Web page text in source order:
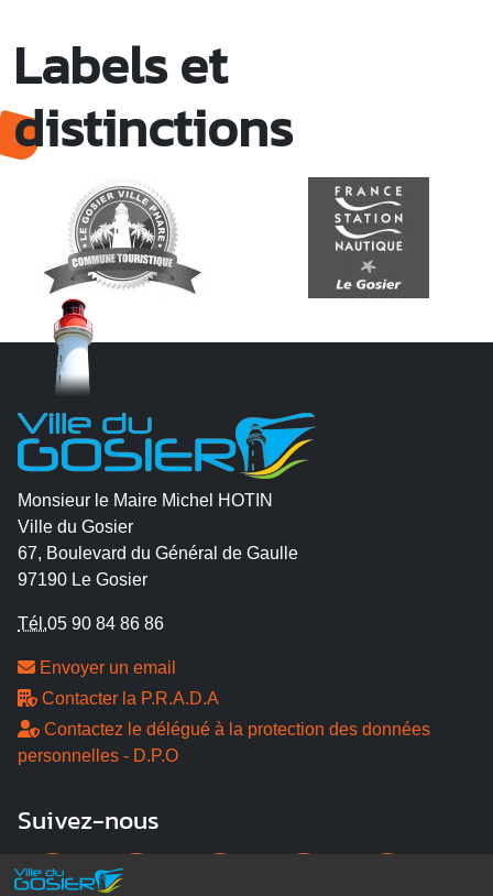
Labels et
distinctions
Monsieur le Maire Michel HOTIN
Ville du Gosier
67, Boulevard du Général de Gaulle
97190 Le Gosier
Tél.05 90 84 86 86
Envoyer un email
Contacter la P.R.A.D.A
Contactez le délégué à la protection des données
personnelles - D.P.O
Suivez-nous